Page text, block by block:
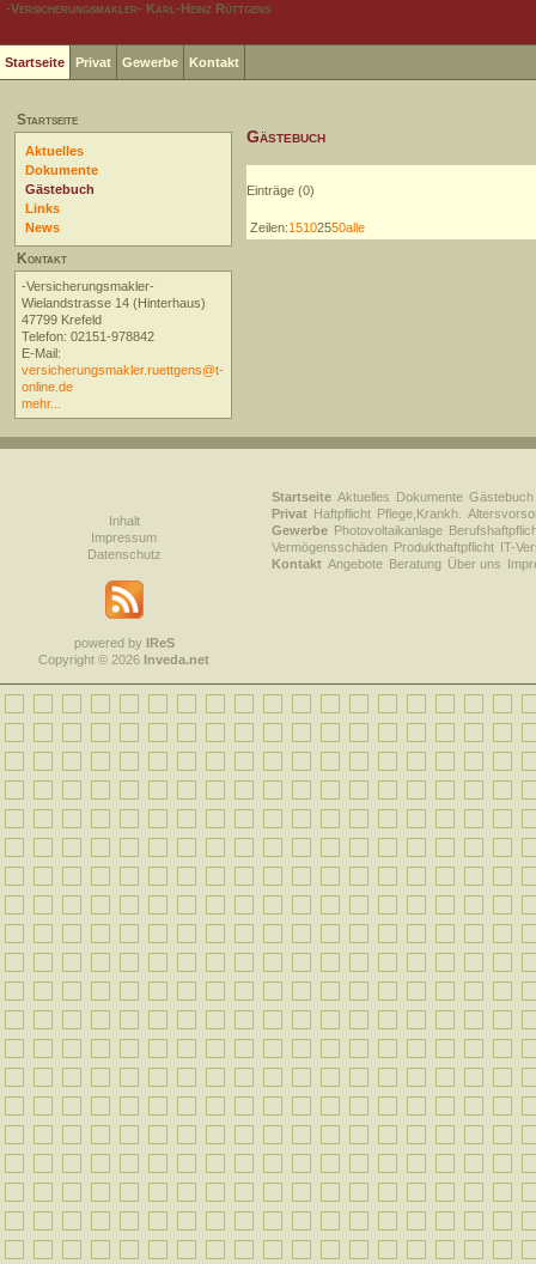
-Versicherungsmakler- Karl-Heinz Rüttgens
Startseite Privat Gewerbe Kontakt
Startseite
Aktuelles
Dokumente
Gästebuch
Links
News
Kontakt
-Versicherungsmakler-
Wielandstrasse 14 (Hinterhaus)
47799 Krefeld
Telefon: 02151-978842
E-Mail:
versicherungsmakler.ruettgens@t-
online.de
mehr...
Gästebuch
Einträge (0)
Zeilen:15102550alle
Inhalt
Impressum
Datenschutz
powered by IReS
Copyright © 2026 Inveda.net
Startseite Aktuelles Dokumente Gästebuch
Privat Haftpflicht Pflege,Krankh.
Gewerbe Photovoltaikanlage
Vermögensschäden Produkthaftpflicht IT-
Kontakt Angebote Beratung Über uns